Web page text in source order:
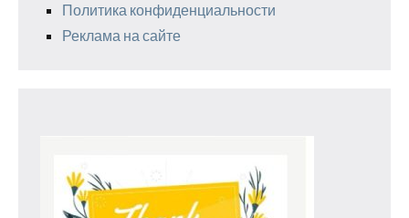
Политика конфиденциальности
Реклама на сайте